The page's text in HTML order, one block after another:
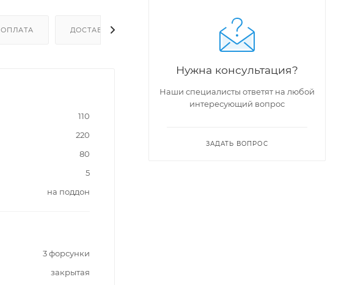
ОПЛАТА ДОСТАВКА
110
220
80
5
на поддон
3 форсунки
закрытая
Нужна консультация?
Наши специалисты ответят на любой
интересующий вопрос
ЗАДАТЬ ВОПРОС